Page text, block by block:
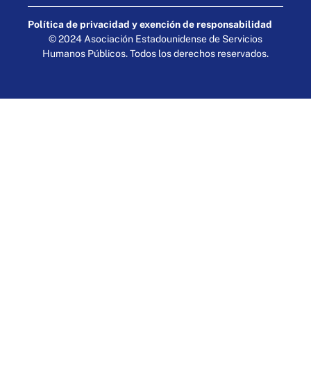
Política de privacidad y exención de responsabilidad
© 2024 Asociación Estadounidense de Servicios
Humanos Públicos. Todos los derechos reservados.